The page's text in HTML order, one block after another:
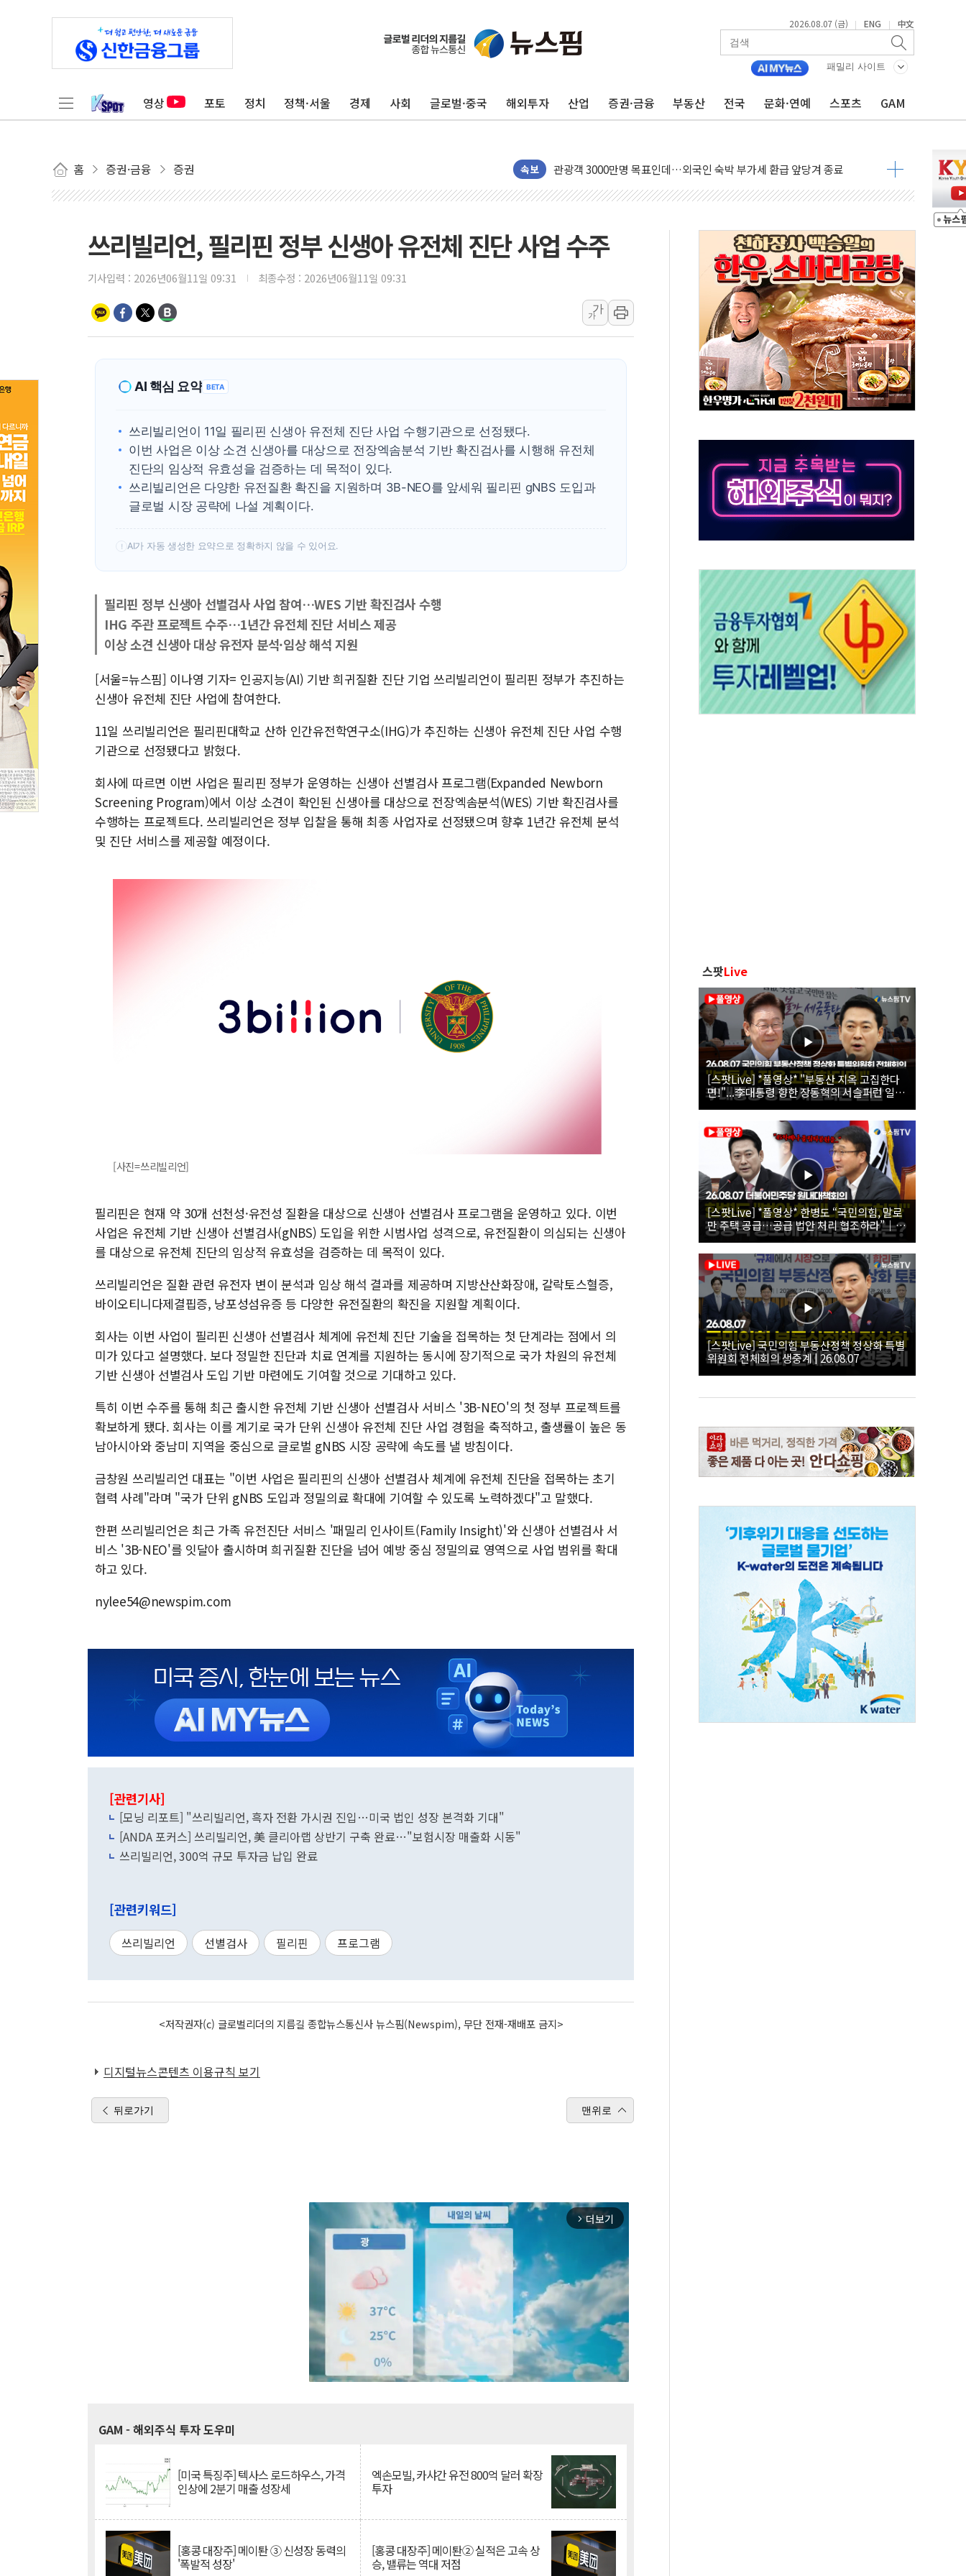
2026.08.07 (금) | ENG | 中文
패밀리 사이트
영상 포토 정치 정책·서울 경제 사회 글로벌·중국 해외투자 산업 증권·금융 부동산 전국 문화·연예 스포츠 GAM
홈 증권·금융 증권 속보
우리자산운용, MMF 순자산 30조 돌파…증시 급락에 업계 1위
TBH글로벌, 상반기 매출 1006억원…전년비 13.9% 증가
AI 메모리 향한 뜨거운 관심…SK하이닉스, FMS서 '풀스택' 기술력 과시
"내년 메모리 물량 동났다"…선수금 내걸고 확보 전쟁
현대지에프홀딩스, 자사주 1000억 연내 소각…2분기 영업익 853억
[뉴스핌 이 시각 PICK] 축구협회 성접대 기간, 대표팀 무패 外
美 정보 당국 "푸틴, 몇 년 내 NATO 결속력 시험하려 한정적 침공 가능성"
서울시, 정비사업으로 주택 36% 늘었다...공급부족 전 시장 규제 탓 커
신인류콘텐츠, 핀란드 AI 기업 Audission Oy와 운영 파트너십 체결
"일부 존치" vs "전면 개발"…서리풀2구역 갈등, 협의 테이블에
[AI 카드뉴스] 기후변화가 바꾼 대한민국 여름
국민의힘 윤리위, '부산 돌려차기 발언' 논란 서범수·진종오 징계절차 개시
수박으로 여름 나는 하마
전남광주 구례 산불 32분 만에 주불 진화...인명피해 없어
캠코, 5918억원 규모 압류재산 1506건 공매
쓰리빌리언, 필리핀 정부 신생아 유전체 진단 사업 수주
기사입력 : 2026년06월11일 09:31 최종수정 : 2026년06월11일 09:31
가
가
AI 핵심 요약 BETA
쓰리빌리언이 11일 필리핀 신생아 유전체 진단 사업 수행기관으로 선정됐다.
이번 사업은 이상 소견 신생아를 대상으로 전장엑솜분석 기반 확진검사를 시행해 유전체
진단의 임상적 유효성을 검증하는 데 목적이 있다.
쓰리빌리언은 다양한 유전질환 확진을 지원하며 3B-NEO를 앞세워 필리핀 gNBS 도입과
글로벌 시장 공략에 나설 계획이다.
! AI가 자동 생성한 요약으로 정확하지 않을 수 있어요.
필리핀 정부 신생아 선별검사 사업 참여…WES 기반 확진검사 수행
IHG 주관 프로젝트 수주…1년간 유전체 진단 서비스 제공
이상 소견 신생아 대상 유전자 분석·임상 해석 지원
[서울=뉴스핌] 이나영 기자= 인공지능(AI) 기반 희귀질환 진단 기업 쓰리빌리언이 필리핀 정부가 추진하는
신생아 유전체 진단 사업에 참여한다.
11일 쓰리빌리언은 필리핀대학교 산하 인간유전학연구소(IHG)가 추진하는 신생아 유전체 진단 사업 수행
기관으로 선정됐다고 밝혔다.
회사에 따르면 이번 사업은 필리핀 정부가 운영하는 신생아 선별검사 프로그램(Expanded Newborn
Screening Program)에서 이상 소견이 확인된 신생아를 대상으로 전장엑솜분석(WES) 기반 확진검사를
수행하는 프로젝트다. 쓰리빌리언은 정부 입찰을 통해 최종 사업자로 선정됐으며 향후 1년간 유전체 분석
및 진단 서비스를 제공할 예정이다.
[사진=쓰리빌리언]
필리핀은 현재 약 30개 선천성·유전성 질환을 대상으로 신생아 선별검사 프로그램을 운영하고 있다. 이번
사업은 유전체 기반 신생아 선별검사(gNBS) 도입을 위한 시범사업 성격으로, 유전질환이 의심되는 신생아
를 대상으로 유전체 진단의 임상적 유효성을 검증하는 데 목적이 있다.
쓰리빌리언은 질환 관련 유전자 변이 분석과 임상 해석 결과를 제공하며 지방산산화장애, 갈락토스혈증,
바이오티니다제결핍증, 낭포성섬유증 등 다양한 유전질환의 확진을 지원할 계획이다.
회사는 이번 사업이 필리핀 신생아 선별검사 체계에 유전체 진단 기술을 접목하는 첫 단계라는 점에서 의
미가 있다고 설명했다. 보다 정밀한 진단과 치료 연계를 지원하는 동시에 장기적으로 국가 차원의 유전체
기반 신생아 선별검사 도입 기반 마련에도 기여할 것으로 기대하고 있다.
특히 이번 수주를 통해 최근 출시한 유전체 기반 신생아 선별검사 서비스 '3B-NEO'의 첫 정부 프로젝트를
확보하게 됐다. 회사는 이를 계기로 국가 단위 신생아 유전체 진단 사업 경험을 축적하고, 출생률이 높은 동
남아시아와 중남미 지역을 중심으로 글로벌 gNBS 시장 공략에 속도를 낼 방침이다.
금창원 쓰리빌리언 대표는 "이번 사업은 필리핀의 신생아 선별검사 체계에 유전체 진단을 접목하는 초기
협력 사례"라며 "국가 단위 gNBS 도입과 정밀의료 확대에 기여할 수 있도록 노력하겠다"고 말했다.
한편 쓰리빌리언은 최근 가족 유전진단 서비스 '패밀리 인사이트(Family Insight)'와 신생아 선별검사 서
비스 '3B-NEO'를 잇달아 출시하며 희귀질환 진단을 넘어 예방 중심 정밀의료 영역으로 사업 범위를 확대
하고 있다.
nylee54@newspim.com
[관련기사]
[모닝 리포트] "쓰리빌리언, 흑자 전환 가시권 진입…미국 법인 성장 본격화 기대"
[ANDA 포커스] 쓰리빌리언, 美 클리아랩 상반기 구축 완료…"보험시장 매출화 시동"
쓰리빌리언, 300억 규모 투자금 납입 완료
[관련키워드]
쓰리빌리언 선별검사 필리핀 프로그램
<저작권자(c) 글로벌리더의 지름길 종합뉴스통신사 뉴스핌(Newspim), 무단 전재-재배포 금지>
디지털뉴스콘텐츠 이용규칙 보기
뒤로가기 맨위로
arrow_forward_ios 더보기
GAM - 해외주식 투자 도우미
[미국 특징주] 텍사스 로드하우스, 가격
인상에 2분기 매출 성장세
엑손모빌, 카샤간 유전 800억 달러 확장
투자
[홍콩 대장주] 메이퇀 ③ 신성장 동력의
'폭발적 성장'
[홍콩 대장주] 메이퇀② 실적은 고속 상
승, 밸류는 역대 저점
스팟Live
[스팟Live] *풀영상* "부동산 지옥 고집한다
면!"...李대통령 향한 장동혁의 서슬퍼런 일갈
| 26.08.07 국민의힘 부동산정책 정상화 특별
위원회 전체회의
[스팟Live] *풀영상* 한병도 “국민의힘, 말로
만 주택 공급…공급 법안 처리 협조하라”｜
26.08.07 더불어민주당 원내대책회의
[스팟Live] 국민의힘 부동산정책 정상화 특별
위원회 전체회의 생중계 | 26.08.07